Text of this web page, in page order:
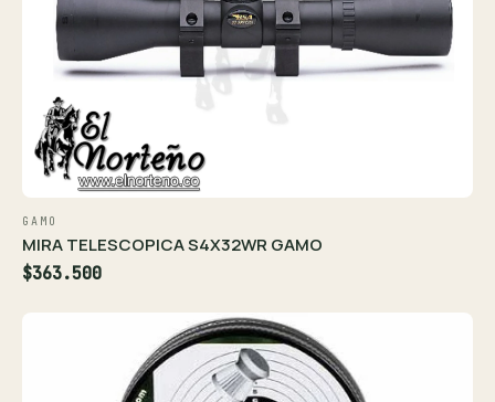
GAMO
MIRA TELESCOPICA S4X32WR GAMO
$363.500